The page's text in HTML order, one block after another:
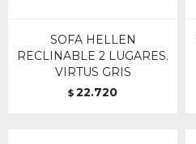
SOFA HELLEN
RECLINABLE 2 LUGARES.
VIRTUS GRIS
$ 22.720